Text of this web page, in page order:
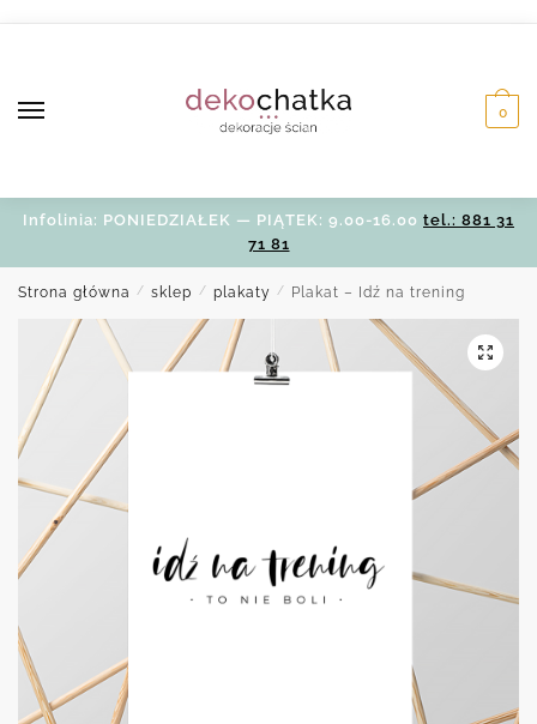
0
Infolinia: PONIEDZIAŁEK — PIĄTEK: 9.00-16.00 tel.: 881 31
71 81
Strona główna / sklep / plakaty / Plakat – Idź na trening